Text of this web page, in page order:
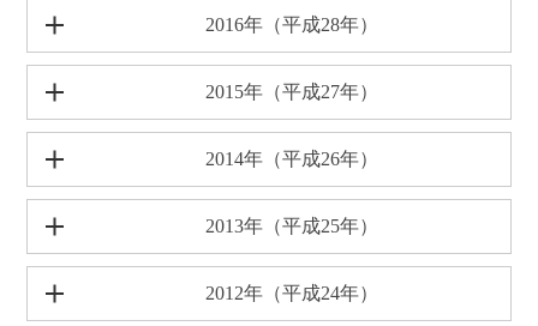
2016年（平成28年）
2015年（平成27年）
2014年（平成26年）
2013年（平成25年）
2012年（平成24年）